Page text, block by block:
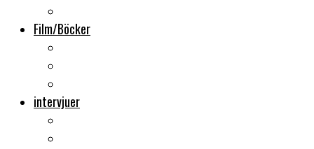
Film/Böcker
intervjuer